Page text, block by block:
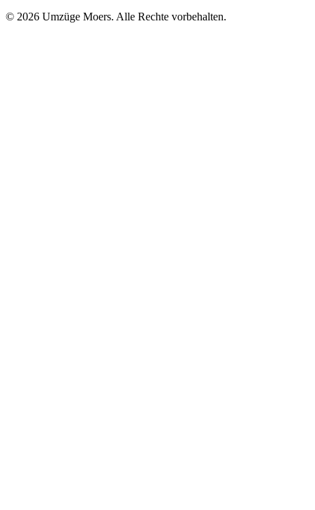
© 2026 Umzüge Moers. Alle Rechte vorbehalten.